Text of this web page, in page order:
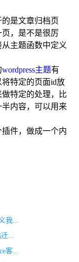
是文章归档页
，是不是很厉
主题函数中定义
wordpress主题有
特定的页面id放
特定的处理，比
内容，可以用来
件，做成一个内
我...
...
客...